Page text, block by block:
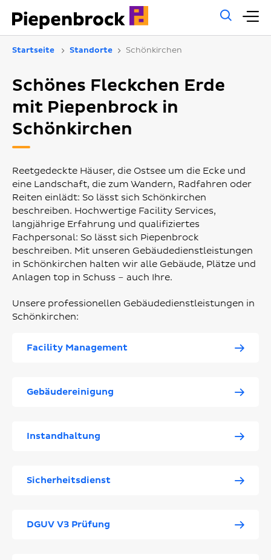
Startseite Standorte Schönkirchen
Schönes Fleckchen Erde
mit Piepenbrock in
Schönkirchen
Reetgedeckte Häuser, die Ostsee um die Ecke und
eine Landschaft, die zum Wandern, Radfahren oder
Reiten einlädt: So lässt sich Schönkirchen
beschreiben. Hochwertige Facility Services,
langjährige Erfahrung und qualifiziertes
Fachpersonal: So lässt sich Piepenbrock
beschreiben. Mit unseren Gebäudedienstleistungen
in Schönkirchen halten wir alle Gebäude, Plätze und
Anlagen top in Schuss – auch Ihre.
Unsere professionellen Gebäudedienstleistungen in
Schönkirchen:
Facility Management
Gebäudereinigung
Instandhaltung
Sicherheitsdienst
DGUV V3 Prüfung